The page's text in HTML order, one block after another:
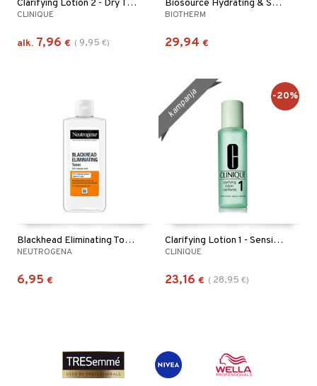
Clarifying Lotion 2 - Dry To Combination Skin
CLINIQUE
alk. 7,96 € ( 9,95 €)
Biosource Hydrating & Softening Toner - Dry Skin
BIOTHERM
29,94 €
Blackhead Eliminating Toner
NEUTROGENA
6,95 €
Clarifying Lotion 1 - Sensitive Skin
CLINIQUE
23,16 € ( 28,95 €)
kampanja -20%